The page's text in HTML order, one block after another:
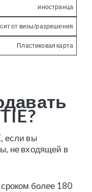
иностранца
от визы/разрешения
Пластиковая карта
если вы
не входящей в
более 180